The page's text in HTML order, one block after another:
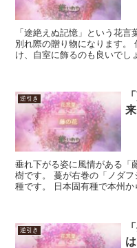
「途絶えぬ記憶」という花
別れ際の贈り物になります。
け、自室に飾るのも良いでし
逆引き
垂れ下がる姿に風情がある「
樹です。 蔓が右巻の「ノダ
種です。 日本固有種で本州か
逆引き